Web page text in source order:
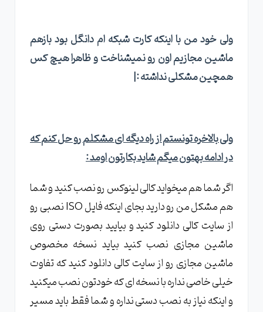
ولی خود من با اینکه کارت شبکه ام دانگل بود بازهم
ماشین مجازیم اون رو نمیشناخت و ظاهرا هیچ کس
همچین مشکلی نداشته :|
ولی بالاخره تونستم از راه دیگه ای مشکلم رو حل کنم که
در ادامه بهتون میگم شاید بکارتون اومد:
اگر شما هم میخواید کالی لینوکس رو نصب کنید و شما
هم مشکل من رو دارید بجای اینکه فایل ISO نصبی رو
از سایت کالی دانلود کنید و بیایید بصورت دستی روی
ماشین مجازی نصب کنید بیاید نسخه مخصوص
ماشین مجازی رو از سایت کالی دانلود کنید که تفاوت
خیلی خاصی نداره با نسخه ای که خودتون نصب میکنید
و اینکه نیاز به نصب دستی نداره و شما فقط باید مسیر